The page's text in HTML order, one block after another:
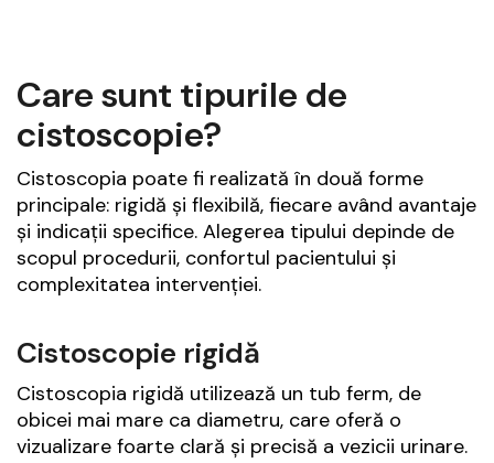
Care sunt tipurile de
cistoscopie?
Cistoscopia poate fi realizată în două forme
principale: rigidă și flexibilă, fiecare având avantaje
și indicații specifice. Alegerea tipului depinde de
scopul procedurii, confortul pacientului și
complexitatea intervenției.
Cistoscopie rigidă
Cistoscopia rigidă utilizează un tub ferm, de
obicei mai mare ca diametru, care oferă o
vizualizare foarte clară și precisă a vezicii urinare.